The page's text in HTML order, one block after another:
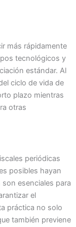
más rápidamente
tecnológicos y
estándar. Al
ciclo de vida de
plazo mientras
otras
periódicas
posibles hayan
esenciales para
el
práctica no solo
también previene